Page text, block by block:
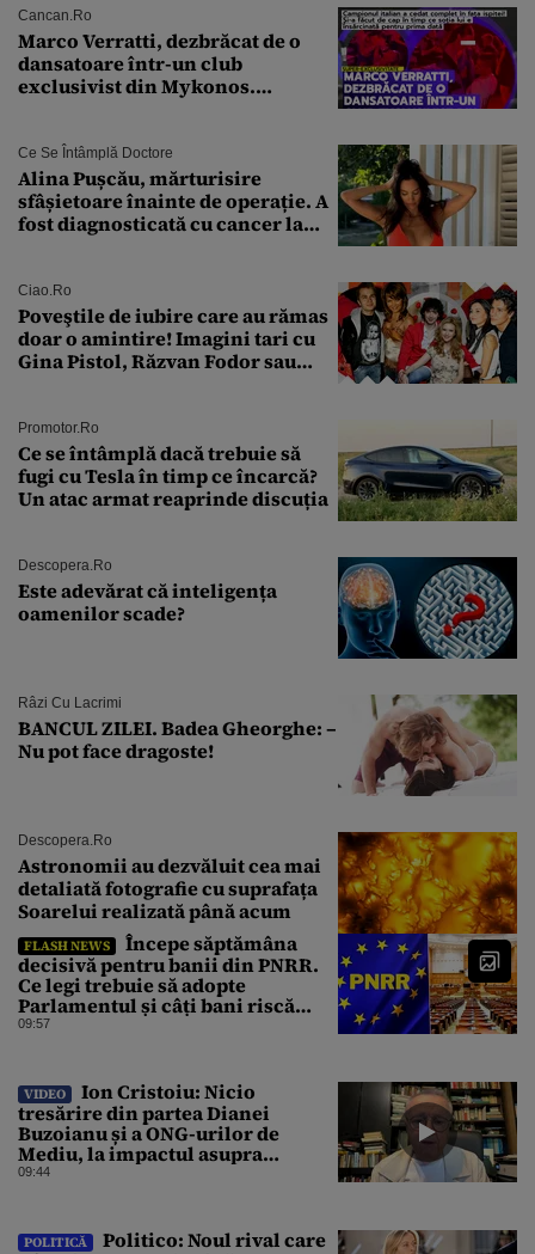
Cancan.ro
Marco Verratti, dezbrăcat de o
dansatoare într-un club
exclusivist din Mykonos.
Ce Se Întâmplă Doctore
Alina Pușcău, mărturisire
sfâșietoare înainte de operație. A
fost diagnosticată cu cancer la
îmi salvez viața”
Ciao.ro
Poveştile de iubire care au rămas
doar o amintire! Imagini tari cu
Gina Pistol, Răzvan Fodor sau
Promotor.ro
Ce se întâmplă dacă trebuie să
fugi cu Tesla în timp ce încarcă?
Un atac armat reaprinde discuția
Descopera.ro
Este adevărat că inteligența
oamenilor scade?
Râzi Cu Lacrimi
BANCUL ZILEI. Badea Gheorghe: –
Nu pot face dragoste!
Descopera.ro
Astronomii au dezvăluit cea mai
detaliată fotografie cu suprafața
Soarelui realizată până acum
FLASH NEWS
Începe săptămâna
decisivă pentru banii din PNRR.
Ce legi trebuie să adopte
Parlamentul și câți bani riscă
România să piardă
09:57
VIDEO
Ion Cristoiu: Nicio
tresărire din partea Dianei
Buzoianu și a ONG-urilor de
Mediu, la impactul asupra
Mediului al Operațiunii de pe
09:44
POLITICĂ
Politico: Noul rival care